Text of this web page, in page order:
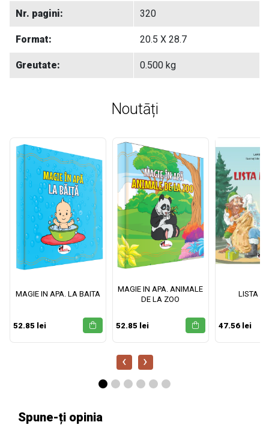
Nr. pagini: 320
Format: 20.5 X 28.7
Greutate: 0.500 kg
Noutāți
MAGIE IN APA. LA BAITA
52.85 lei
MAGIE IN APA. ANIMALE
DE LA ZOO
52.85 lei
LISTA
47.56 lei
‹ ›
Spune-ți opinia